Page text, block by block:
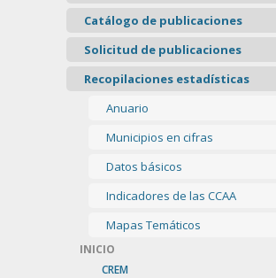
Catálogo de publicaciones
Solicitud de publicaciones
Recopilaciones estadísticas
Anuario
Municipios en cifras
Datos básicos
Indicadores de las CCAA
Mapas Temáticos
INICIO
CREM